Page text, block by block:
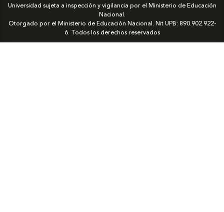
Universidad sujeta a inspección y vigilancia por el Ministerio de Educación
Nacional.
Otorgado por el Ministerio de Educación Nacional. Nit UPB: 890.902.922-
6. Todos los derechos reservados